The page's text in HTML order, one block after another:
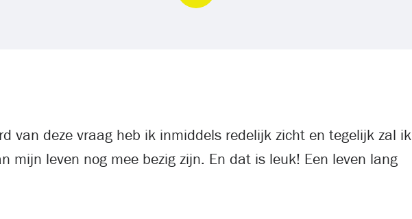
van deze vraag heb ik inmiddels redelijk zicht en tegelijk zal ik
mijn leven nog mee bezig zijn. En dat is leuk! Een leven lang